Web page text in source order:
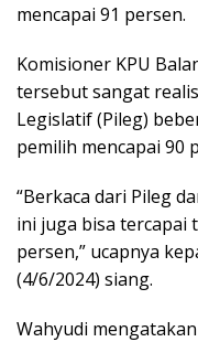
mencapai 91 persen.
Komisioner KPU
tersebut sangat
Legislatif (Pileg)
pemilih mencapai 90
“Berkaca dari Pileg
ini juga bisa tercapai
persen,” ucapnya
(4/6/2024) siang.
Wahyudi